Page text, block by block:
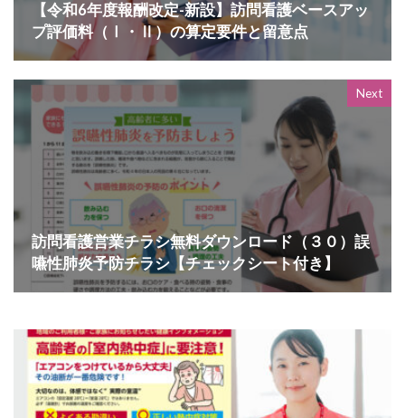
【令和6年度報酬改定-新設】訪問看護ベースアッ
プ評価料（Ⅰ・Ⅱ）の算定要件と留意点
Next
訪問看護営業チラシ無料ダウンロード（３０）誤
嚥性肺炎予防チラシ【チェックシート付き】